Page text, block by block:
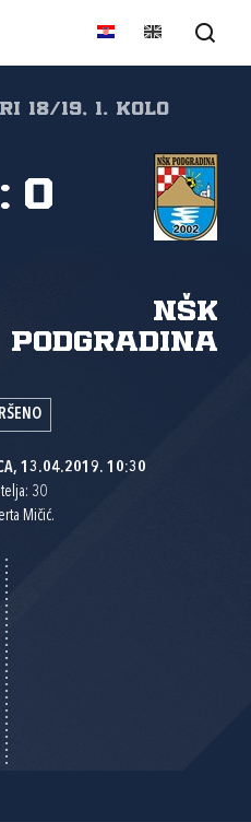
18/19, 1. kolo
NŠK
Podgradina
: 0
13.04.2019. 10:30
30
Mičić.